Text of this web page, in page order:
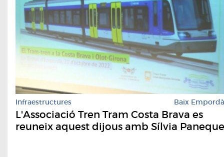
Infraestructures Baix Empordà
L'Associació Tren Tram Costa Brava es
reuneix aquest dijous amb Sílvia Paneque